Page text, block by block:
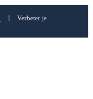
|
Verbeter je